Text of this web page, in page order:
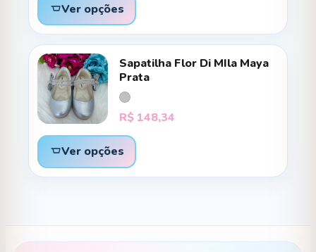
Ver opções
Sapatilha Flor Di MIla Maya
Prata
R$ 148,34
Ver opções